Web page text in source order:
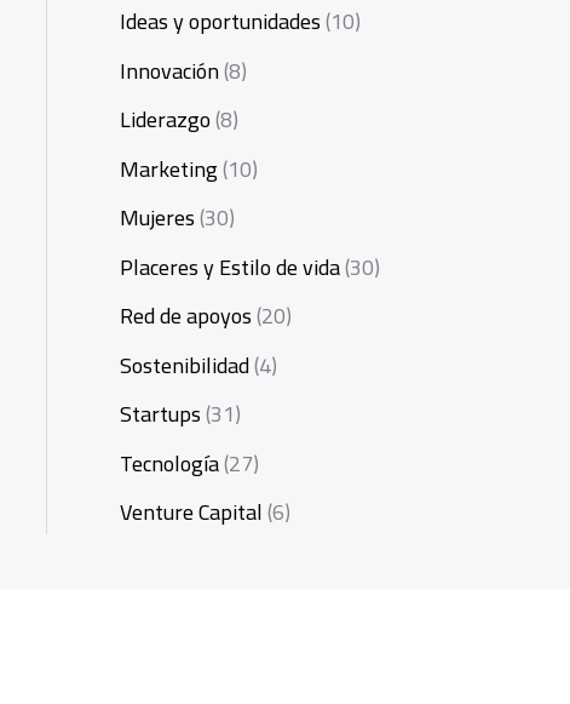
Ideas y oportunidades(10)
Innovación(8)
Liderazgo(8)
Marketing(10)
Mujeres(30)
Placeres y Estilo de vida(30)
Red de apoyos(20)
Sostenibilidad(4)
Startups(31)
Tecnología(27)
Venture Capital(6)